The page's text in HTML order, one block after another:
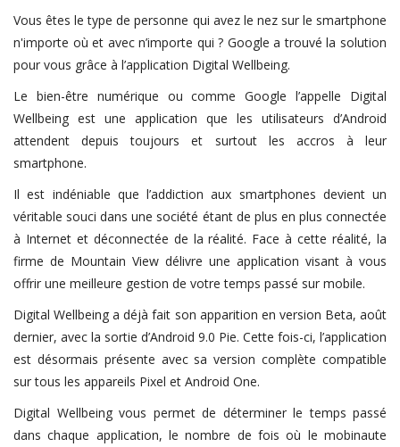
Vous êtes le type de personne qui avez le nez sur le smartphone
n'importe où et avec n’importe qui ? Google a trouvé la solution
pour vous grâce à l’application Digital Wellbeing.
Le bien-être numérique ou comme Google l’appelle Digital
Wellbeing est une application que les utilisateurs d’Android
attendent depuis toujours et surtout les accros à leur
smartphone.
Il est indéniable que l’addiction aux smartphones devient un
véritable souci dans une société étant de plus en plus connectée
à Internet et déconnectée de la réalité. Face à cette réalité, la
firme de Mountain View délivre une application visant à vous
offrir une meilleure gestion de votre temps passé sur mobile.
Digital Wellbeing a déjà fait son apparition en version Beta, août
dernier, avec la sortie d’Android 9.0 Pie. Cette fois-ci, l’application
est désormais présente avec sa version complète compatible
sur tous les appareils Pixel et Android One.
Digital Wellbeing vous permet de déterminer le temps passé
dans chaque application, le nombre de fois où le mobinaute